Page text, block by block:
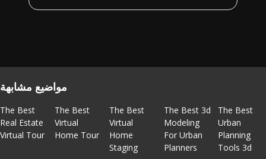
مواضيع مشابهة
The Best
Real Estate
Virtual Tour
The Best
Virtual
Home Tour
The Best
Virtual
Home
Staging
The Best 3d
Modeling
For Urban
Planners
The Best
Urban
Planning
Tools 3d